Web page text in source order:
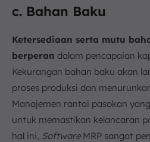
c. Bahan Baku
Ketersediaan serta mutu
berperan dalam pencapaian
Kekurangan bahan baku akan
proses produksi dan
Manajemen rantai pasokan
untuk memastikan kelancaran
hal ini, SoftwareMRP sangat